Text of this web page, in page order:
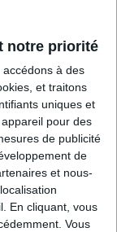
notre priorité
à des
et traitons
uniques et
pour des
de publicité
de
et nous-
En cliquant, vous
Vous
S'INSCRIRE